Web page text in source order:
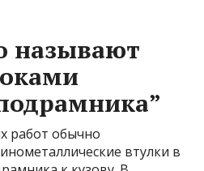
называют
работ обычно
втулки в